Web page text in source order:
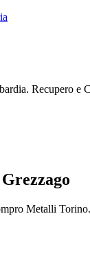
Recupero e
Metalli